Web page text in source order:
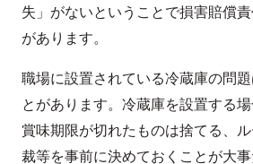
失」がないということで損害賠償
があります。
職場に設置されている冷蔵庫の問
とがあります。冷蔵庫を設置する場
賞味期限が切れたものは捨てる、
裁等を事前に決めておくことが大事